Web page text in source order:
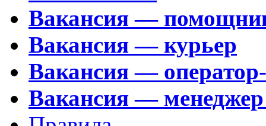
Вакансия —
Вакансия — курьер
Вакансия —
Вакансия —